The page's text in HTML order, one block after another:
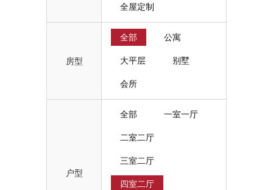
全屋定制
房型
全部 公寓
大平层 别墅
会所
户型
全部 一室一厅
二室二厅
三室二厅
四室二厅